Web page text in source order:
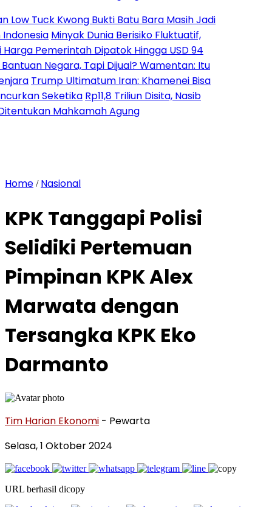
Kwong Bukti Batu Bara Masih Jadi
Minyak Dunia Berisiko Fluktuatif,
Dipatok Hingga USD 94
Negara, Tapi Dijual? Wamentan: Itu
Ultimatum Iran: Khamenei Bisa
SeketikaRp11,8 Triliun Disita, Nasib
Mahkamah Agung
Home / Nasional
KPK Tanggapi Polisi
Selidiki Pertemuan
Pimpinan KPK Alex
Marwata dengan
Tersangka KPK Eko
Darmanto
Tim Harian Ekonomi - Pewarta
Selasa, 1 Oktober 2024
URL berhasil dicopy